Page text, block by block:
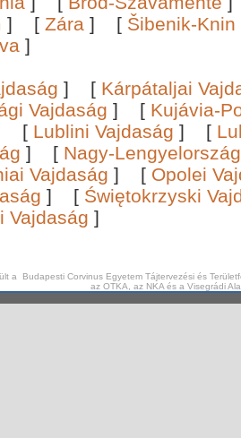
] [ Zára ] [ Šibenik-Knin
]
] [ Kárpátaljai
Vajdaság ] [ Kujávia-
[ Lublini Vajdaság ] [
] [ Nagy-
Vajdaság ] [ Opolei
] [ Świętokrzyski
Vajdaság ]
a Budapesti Corvinus Egyetem Tájtervezési és
az OTKA, az NKA és a Visegrádi